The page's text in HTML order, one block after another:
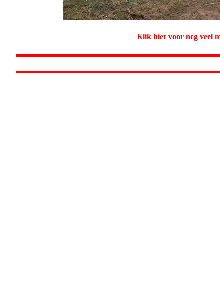
Klik hier voor nog veel